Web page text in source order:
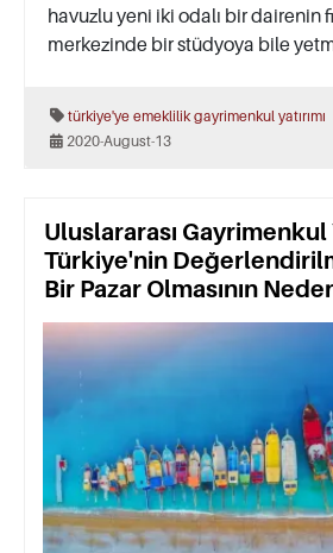
havuzlu yeni iki odalı bir dairenin
merkezinde bir stüdyoya bile
türkiye'ye emeklilik gayrimenkul yatırımı
2020-August-13
Uluslararası Gayrimenkul
Türkiye'nin
Bir Pazar Olmasının